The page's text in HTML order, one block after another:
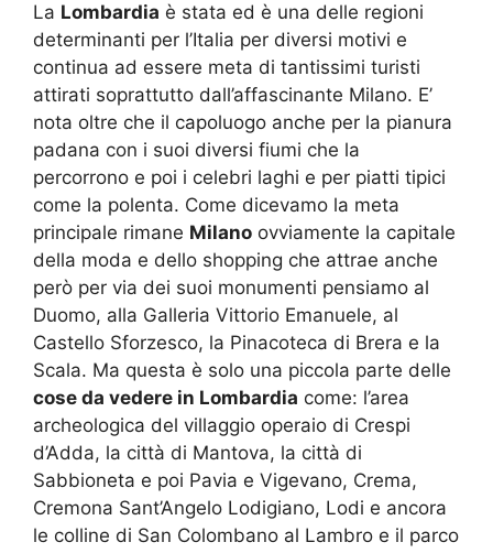
La Lombardia è stata ed è una delle regioni
determinanti per l’Italia per diversi motivi e
continua ad essere meta di tantissimi turisti
attirati soprattutto dall’affascinante Milano. E’
nota oltre che il capoluogo anche per la pianura
padana con i suoi diversi fiumi che la
percorrono e poi i celebri laghi e per piatti tipici
come la polenta. Come dicevamo la meta
principale rimane Milano ovviamente la capitale
della moda e dello shopping che attrae anche
però per via dei suoi monumenti pensiamo al
Duomo, alla Galleria Vittorio Emanuele, al
Castello Sforzesco, la Pinacoteca di Brera e la
Scala. Ma questa è solo una piccola parte delle
cose da vedere in Lombardia come: l’area
archeologica del villaggio operaio di Crespi
d’Adda, la città di Mantova, la città di
Sabbioneta e poi Pavia e Vigevano, Crema,
Cremona Sant’Angelo Lodigiano, Lodi e ancora
le colline di San Colombano al Lambro e il parco